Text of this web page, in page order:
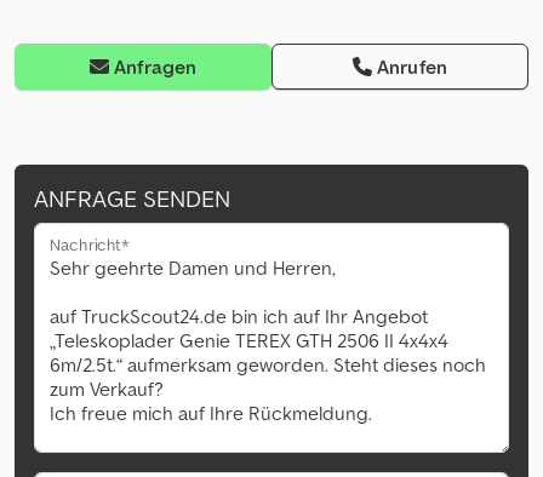
Anfragen Anrufen
ANFRAGE SENDEN
Nachricht*